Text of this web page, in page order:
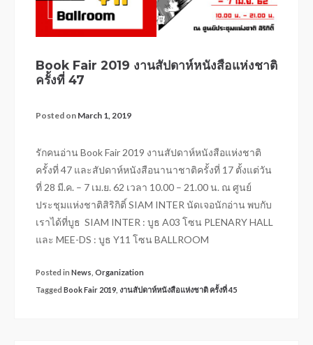
Book Fair 2019 งานสัปดาห์หนังสือแห่งชาติ
ครั้งที่ 47
Posted on March 1, 2019
รักคนอ่าน Book Fair 2019 งานสัปดาห์หนังสือแห่งชาติ
ครั้งที่ 47 และสัปดาห์หนังสือนานาชาติครั้งที่ 17 ตั้งแต่วัน
ที่ 28 มี.ค. – 7 เม.ย. 62 เวลา 10.00 – 21.00 น. ณ ศูนย์
ประชุมแห่งชาติสิริกิติ์ SIAM INTER นัดเจอนักอ่าน พบกับ
เราได้ที่บูธ SIAM INTER : บูธ A03 โซน PLENARY HALL
และ MEE-DS : บูธ Y11 โซน BALLROOM
Posted in News Organization
Tagged Book Fair 2019 งานสัปดาห์หนังสือแห่งชาติ ครั้งที่ 45